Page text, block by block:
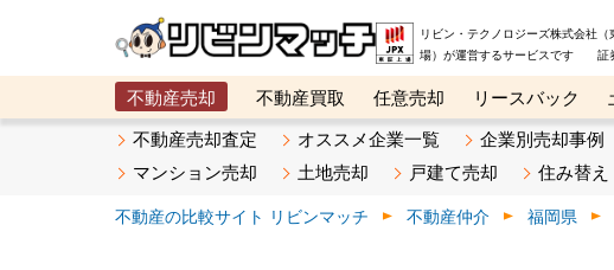
リビン・テクノロジーズ株式会社（
場）が運営するサービスです 証
不動産売却 不動産買取 任意売却 リースバック
メタ住宅展示場
ベスト不動産カンパニー オンライン講
不動産売却査定 オススメ企業一覧 企業別売却事例
マンション売却
土地売却 戸建て売却 住み替え
不動産の比較サイト リビンマッチ 不動産仲介 福岡県